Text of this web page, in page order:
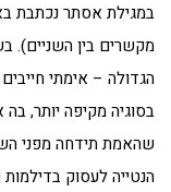
במגילת אסתר נכתבת
מקשרים בין השניים).
הגדולה – אימתי
בסוגיה מקיפה יותר,
שהאמת תידחה מפני
הנטייה לעסוק